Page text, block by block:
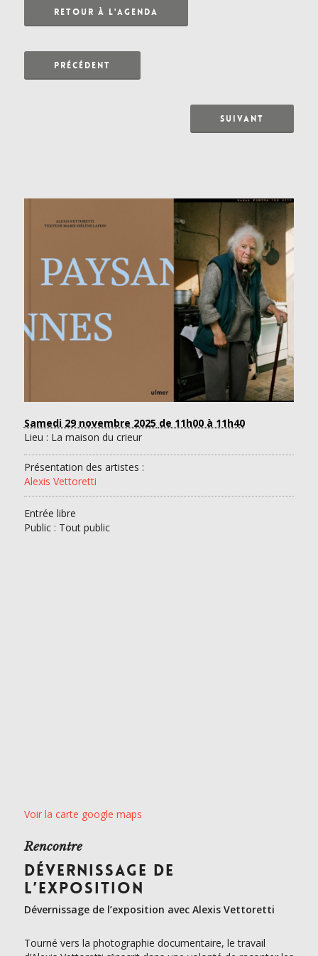
RETOUR À L'AGENDA
PRÉCÉDENT
SUIVANT
Samedi 29 novembre 2025 de 11h00 à 11h40
Lieu : La maison du crieur
Présentation des artistes :
Alexis Vettoretti
Entrée libre
Public : Tout public
Voir la carte google maps
Rencontre
DÉVERNISSAGE DE
L’EXPOSITION
Dévernissage de l’exposition avec Alexis Vettoretti
Tourné vers la photographie documentaire, le travail